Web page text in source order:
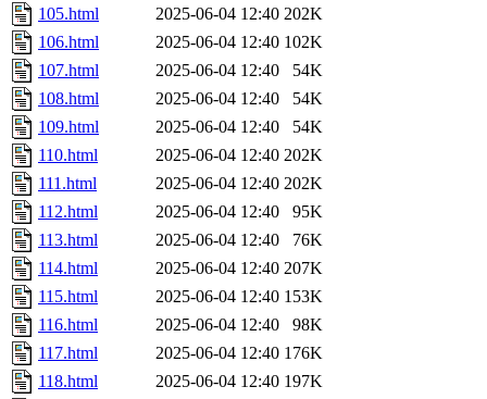
105.html
2025-06-04 12:40 202K
106.html
2025-06-04 12:40 102K
107.html
2025-06-04 12:40
54K
108.html
2025-06-04 12:40
54K
109.html
2025-06-04 12:40
54K
110.html
2025-06-04 12:40 202K
111.html
2025-06-04 12:40 202K
112.html
2025-06-04 12:40
95K
113.html
2025-06-04 12:40
76K
114.html
2025-06-04 12:40 207K
115.html
2025-06-04 12:40 153K
116.html
2025-06-04 12:40
98K
117.html
2025-06-04 12:40 176K
118.html
2025-06-04 12:40 197K